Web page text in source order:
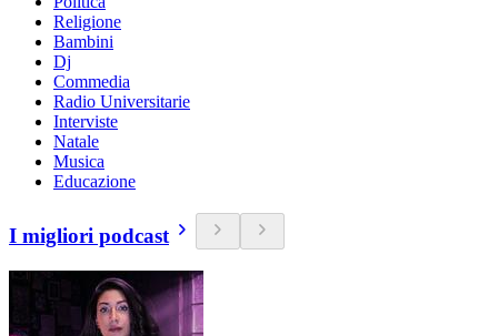
Religione
Bambini
Dj
Commedia
Radio Universitarie
Interviste
Natale
Musica
Educazione
I migliori podcast